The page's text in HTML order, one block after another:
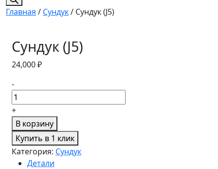
Главная / Сундук/ Сундук (J5)
Сундук (J5)
24,000₽
-
+
В корзину
Купить в 1 клик
Категория: Сундук
Детали